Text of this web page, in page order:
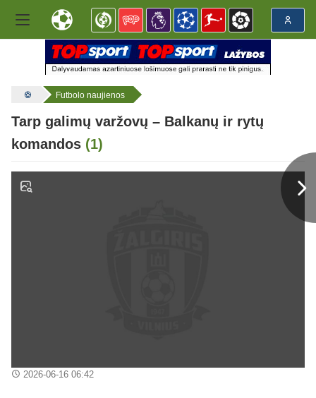
Futbolo naujienos
Tarp galimų varžovų – Balkanų ir rytų
komandos (1)
2026-06-16 06:42